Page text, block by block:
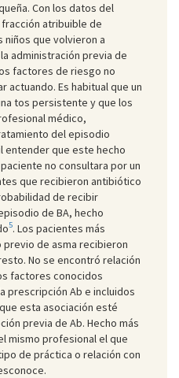
Con los datos del
atribuible de
niños que volvieron a
administración previa de
factores de riesgo no
actuando. Es habitual que un
tos persistente y que los
médico,
del episodio
que este hecho
no consultara por un
que recibieron antibiótico
de recibir
de BA, hecho
5. Los pacientes más
de asma recibieron
No se encontró relación
factores conocidos
prescripción Ab e incluidos
esta asociación esté
previa de Ab. Hecho más
mismo profesional el que
de práctica o relación con